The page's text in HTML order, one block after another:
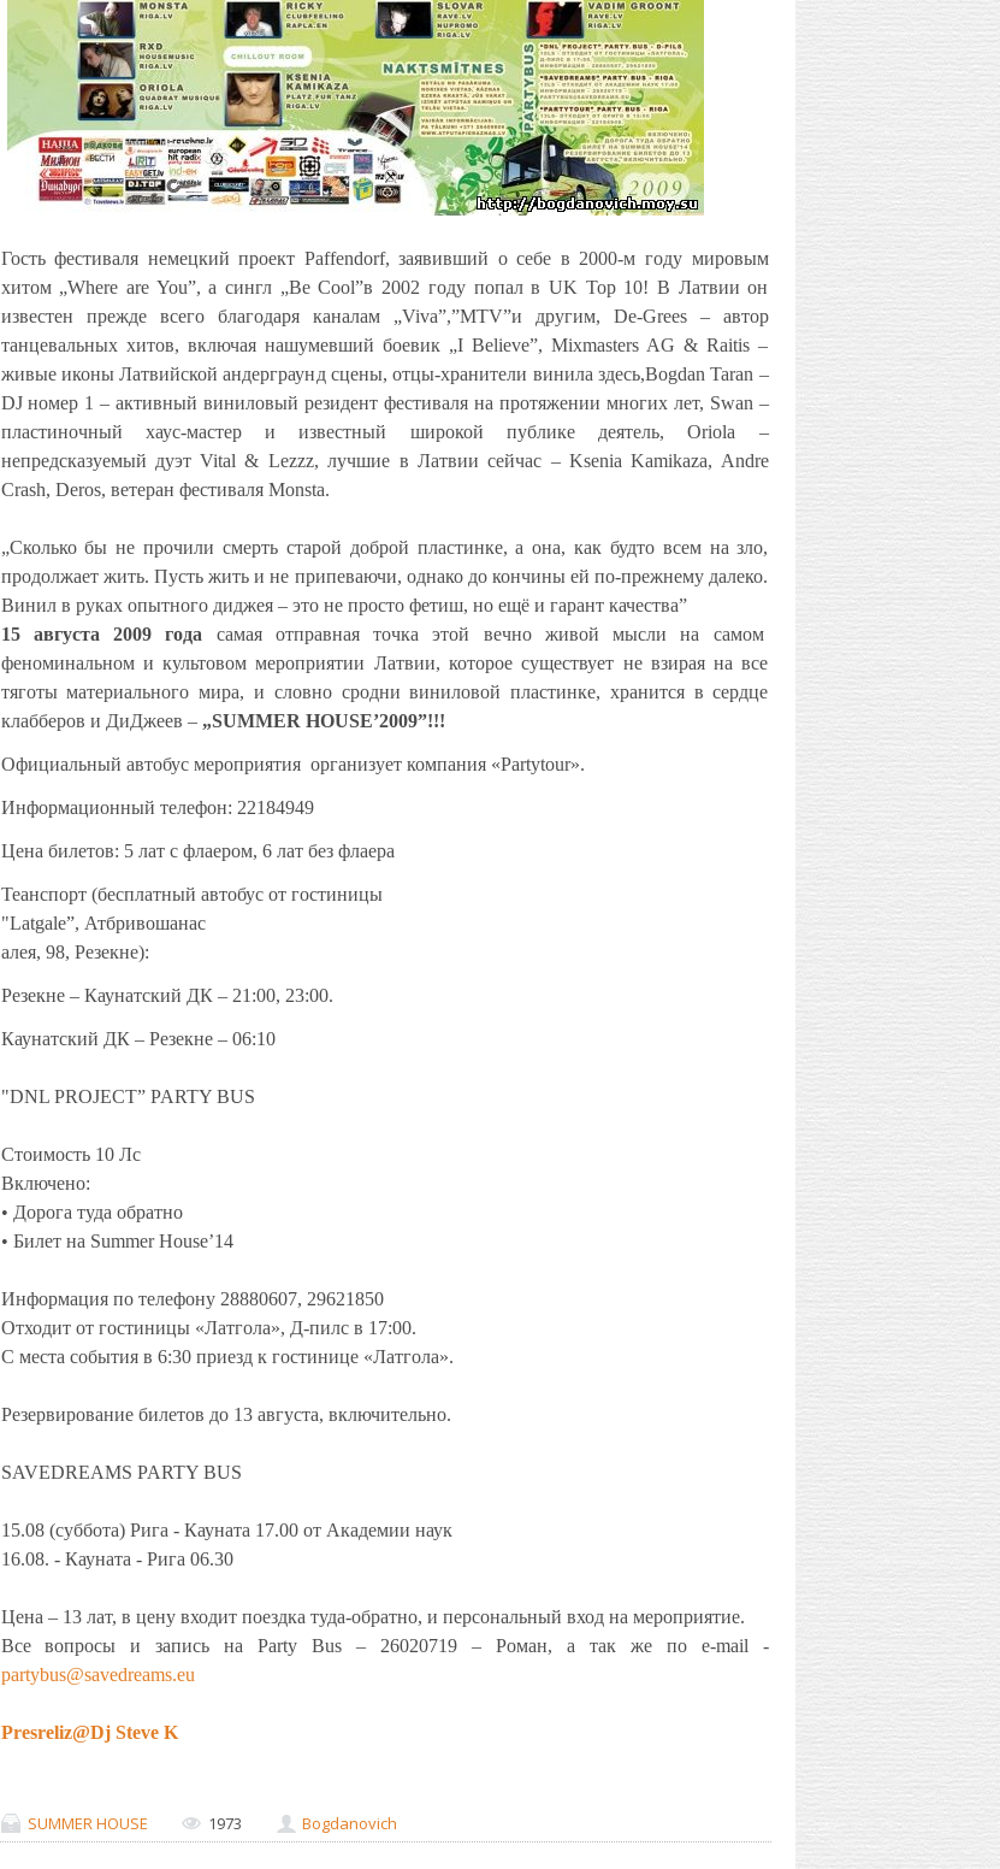
Гость фестиваля немецкий проект Paffendorf, заявивший о себе в 2000-м году мировым
хитом „Where are You”, а сингл „Be Cool”в 2002 году попал в UK Top 10! В Латвии он
известен прежде всего благодаря каналам „Viva”,”MTV”и другим, De-Grees – автор
танцевальных хитов, включая нашумевший боевик „I Believe”, Mixmasters AG & Raitis –
живые иконы Латвийской андерграунд сцены, отцы-хранители винила здесь,Bogdan Taran –
DJ номер 1 – активный виниловый резидент фестиваля на протяжении многих лет, Swan –
пластиночный хаус-мастер и известный широкой публике деятель, Oriola –
непредсказуемый дуэт Vital & Lezzz, лучшие в Латвии сейчас – Ksenia Kamikaza, Andre
Crash, Deros, ветеран фестиваля Monsta.
„Сколько бы не прочили смерть старой доброй пластинке, а она, как будто всем на зло,
продолжает жить. Пусть жить и не припеваючи, однако до кончины ей по-прежнему далеко.
Винил в руках опытного диджея – это не просто фетиш, но ещё и гарант качества”
15 августа 2009 года самая отправная точка этой вечно живой мысли на самом
феноминальном и культовом мероприятии Латвии, которое существует не взирая на все
тяготы материального мира, и словно сродни виниловой пластинке, хранится в сердце
клабберов и ДиДжеев – „SUMMER HOUSE’2009”!!!
Официальный автобус мероприятия организует компания «Partytour».
Информационный телефон: 22184949
Цена билетов: 5 лат с флаером, 6 лат без флаера
Теанспорт(бесплатный автобус от гостиницы
"Latgale”, Атбривошанас
алея, 98, Резекне):
Резекне – Каунатский ДК – 21:00, 23:00.
Каунатский ДК – Резекне – 06:10
"DNL PROJECT” PARTY BUS
Стоимость 10 Лс
Включено:
• Дорога туда обратно
• Билет на Summer House’14
Информация по телефону 28880607, 29621850
Отходит от гостиницы «Латгола», Д-пилс в 17:00.
С места события в 6:30 приезд к гостинице «Латгола».
Резервирование билетов до 13 августа, включительно.
SAVEDREAMS PARTY BUS
15.08 (суббота) Рига - Кауната 17.00 от Академии наук
16.08. - Кауната - Рига 06.30
Цена – 13 лат, в цену входит поездка туда-обратно, и персональный вход на мероприятие.
Все вопросы и запись на Party Bus – 26020719 – Роман, а так же по e-mail -
partybus@savedreams.eu
Presreliz@Dj Steve K
SUMMER HOUSE 1973 Bogdanovich